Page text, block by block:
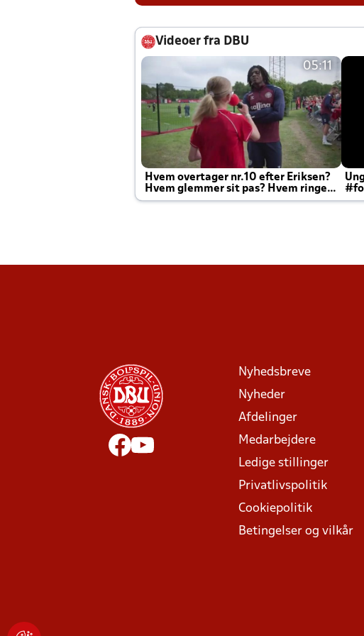
Videoer fra DBU
05:11
Hvem overtager nr.10 efter Eriksen?
Hvem glemmer sit pas? Hvem ringer
Joachim altid til efter kampe?
Nyhedsbreve
Nyheder
Afdelinger
Medarbejdere
Ledige stillinger
Privatlivspolitik
Cookiepolitik
Betingelser og vilkår